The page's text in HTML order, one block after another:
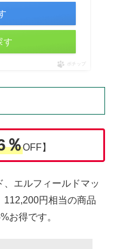
す
ポチップ
％OFF】
エルフィールドマッ
112,200円相当の商品
お得です。